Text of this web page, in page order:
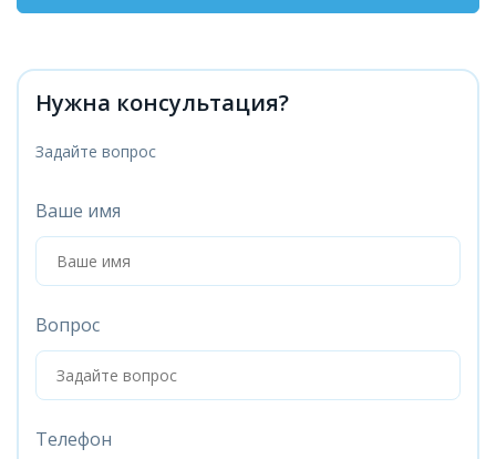
Нужна консультация?
Задайте вопрос
Ваше имя
Вопрос
Телефон